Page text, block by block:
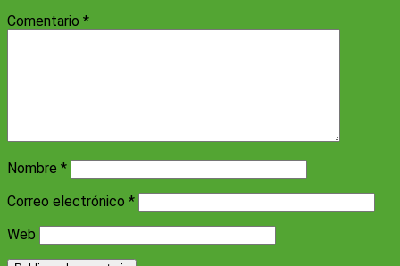
Comentario *
Nombre *
Correo electrónico *
Web